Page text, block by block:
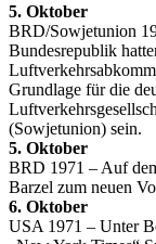
5. Oktober
BRD/Sowjetunion
Bundesrepublik
Grundlage für die
(Sowjetunion) sein.
5. Oktober
BRD 1971 – Auf
Barzel zum neuen
6. Oktober
USA 1971 – Unter